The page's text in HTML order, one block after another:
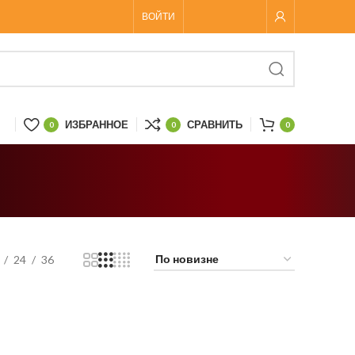
ВОЙТИ
0 ИЗБРАННОЕ 0 СРАВНИТЬ 0
24 36